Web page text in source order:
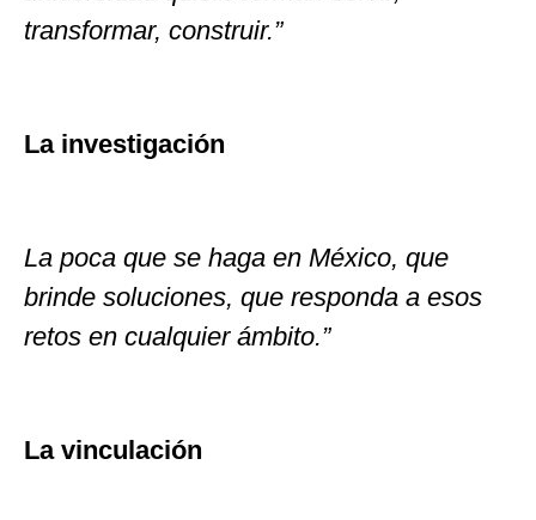
transformar, construir.”
La investigación
La poca que se haga en México, que
brinde soluciones, que responda a esos
retos en cualquier ámbito.”
La vinculación